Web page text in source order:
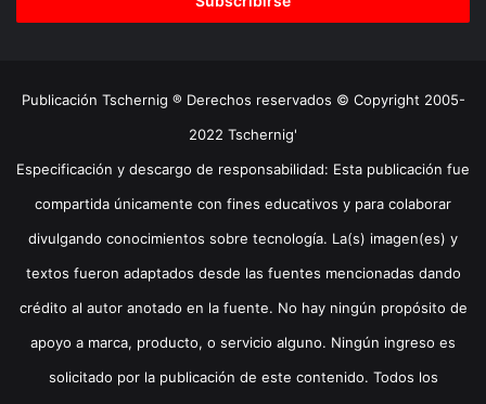
Publicación Tschernig ® Derechos reservados © Copyright 2005-
2022 Tschernig'
Especificación y descargo de responsabilidad: Esta publicación fue
compartida únicamente con fines educativos y para colaborar
divulgando conocimientos sobre tecnología. La(s) imagen(es) y
textos fueron adaptados desde las fuentes mencionadas dando
crédito al autor anotado en la fuente. No hay ningún propósito de
apoyo a marca, producto, o servicio alguno. Ningún ingreso es
solicitado por la publicación de este contenido. Todos los